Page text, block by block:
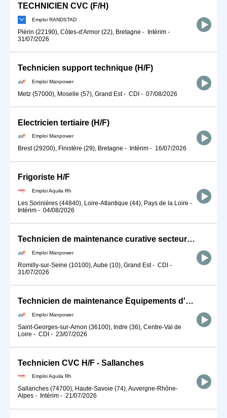
TECHNICIEN CVC (F/H)
Emploi RANDSTAD
Plérin (22190), Côtes-d'Armor (22), Bretagne - Intérim -
31/07/2026
Technicien support technique (H/F)
Emploi Manpower
Metz (57000), Moselle (57), Grand Est- CDI - 07/08/2026
Electricien tertiaire (H/F)
Emploi Manpower
Brest (29200), Finistère (29), Bretagne - Intérim - 16/07/2026
Frigoriste H/F
Emploi Aquila Rh
Les Sorinières (44840), Loire-Atlantique (44), Pays de la Loire -
Intérim - 04/08/2026
Technicien de maintenance curative secteur éolien (H/F)
Emploi Manpower
Romilly-sur-Seine (10100), Aube (10), Grand Est- CDI -
31/07/2026
Technicien de maintenance Équipements d'Accès Éolien H/F (H/F)
Emploi Manpower
Saint-Georges-sur-Arnon (36100), Indre (36), Centre-Val de
Loire - CDI - 23/07/2026
Technicien CVC H/F - Sallanches
Emploi Aquila Rh
Sallanches (74700), Haute-Savoie (74), Auvergne-Rhône-
Alpes - Intérim - 21/07/2026